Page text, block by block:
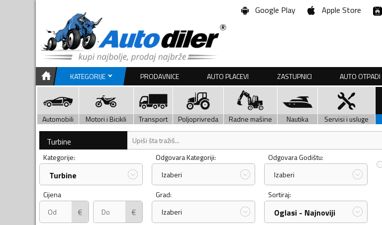
Google Play Apple Store
KATEGORIJE PRODAVNICE AUTO PLACEVI ZASTUPNICI AUTO OTPADI
Automobili Motori i Bicikli Transport Poljoprivreda Radne mašine Nautika Servisi i usluge
Turbine
Kategorije:
Turbine
Odgovara Kategoriji:
Izaberi
Odgovara Godištu:
Izaberi
Cijena
€ €
Grad:
Izaberi
Sortiraj:
Oglasi - Najnoviji